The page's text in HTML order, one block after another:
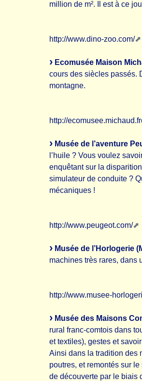
million de m². Il est à ce
http://www.dino-zoo.com/
Ecomusée Maison
cours des siècles passés.
montagne.
http://
Musée de l’aventure
l’huile ? Vous voulez
enquêtant sur la
simulateur de conduite ?
mécaniques !
http://www.peugeot.com/
Musée de l’Horlogerie
machines très rares, dans
http://www.musee-
Musée des Maisons
rural franc-comtois dans
et textiles), gestes et
Ainsi dans la tradition des
poutres, et remontés sur
de découverte par le biais